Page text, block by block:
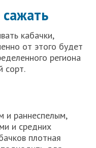
кабачки,
от этого будет
региона
сорт.
и раннеспелым,
и средних
плотная